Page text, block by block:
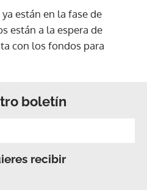
están en la fase de
están a la espera de
con los fondos para
boletín
recibir